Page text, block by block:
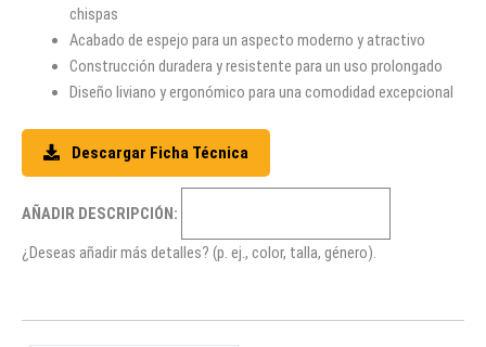
chispas
Acabado de espejo para un aspecto moderno y atractivo
Construcción duradera y resistente para un uso prolongado
Diseño liviano y ergonómico para una comodidad excepcional
Descargar Ficha Técnica
AÑADIR DESCRIPCIÓN:
¿Deseas añadir más detalles? (p. ej., color, talla, género).